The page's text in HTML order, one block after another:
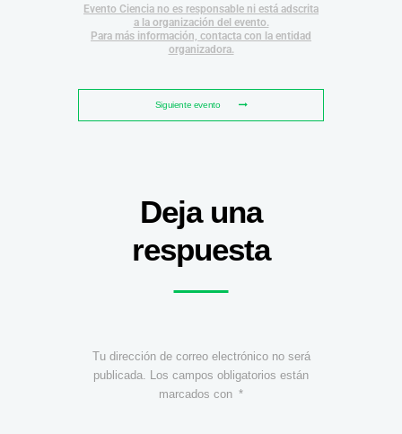
Evento Ciencia no es responsable ni está adscrita
a la organización del evento.
Para más información, contacta con la entidad
organizadora.
Siguiente evento
Deja una
respuesta
Tu dirección de correo electrónico no será
publicada.
Los campos obligatorios están
marcados con *